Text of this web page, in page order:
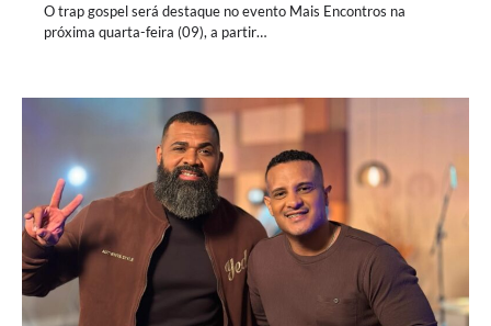
O trap gospel será destaque no evento Mais Encontros na
próxima quarta-feira (09), a partir…